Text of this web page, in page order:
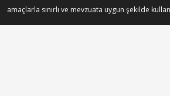
Satış Elemanı
Yeni
amaçlarla sınırlı ve mevzuata uygun şekilde